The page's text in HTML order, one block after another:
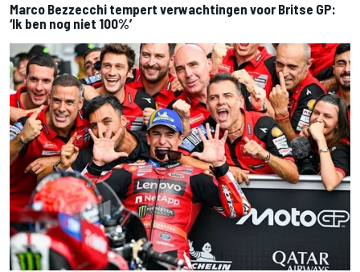
Marco Bezzecchi tempert verwachtingen voor Britse GP:
‘Ik ben nog niet 100%’